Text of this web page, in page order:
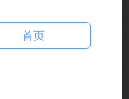
首页